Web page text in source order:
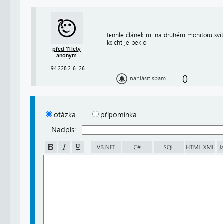
před 11 lety
anonym
194.228.216.126
tenhle článek mi na druhém monitoru
kxicht je peklo
nahlásit spam 0
otázka
připomínka
Nadpis: